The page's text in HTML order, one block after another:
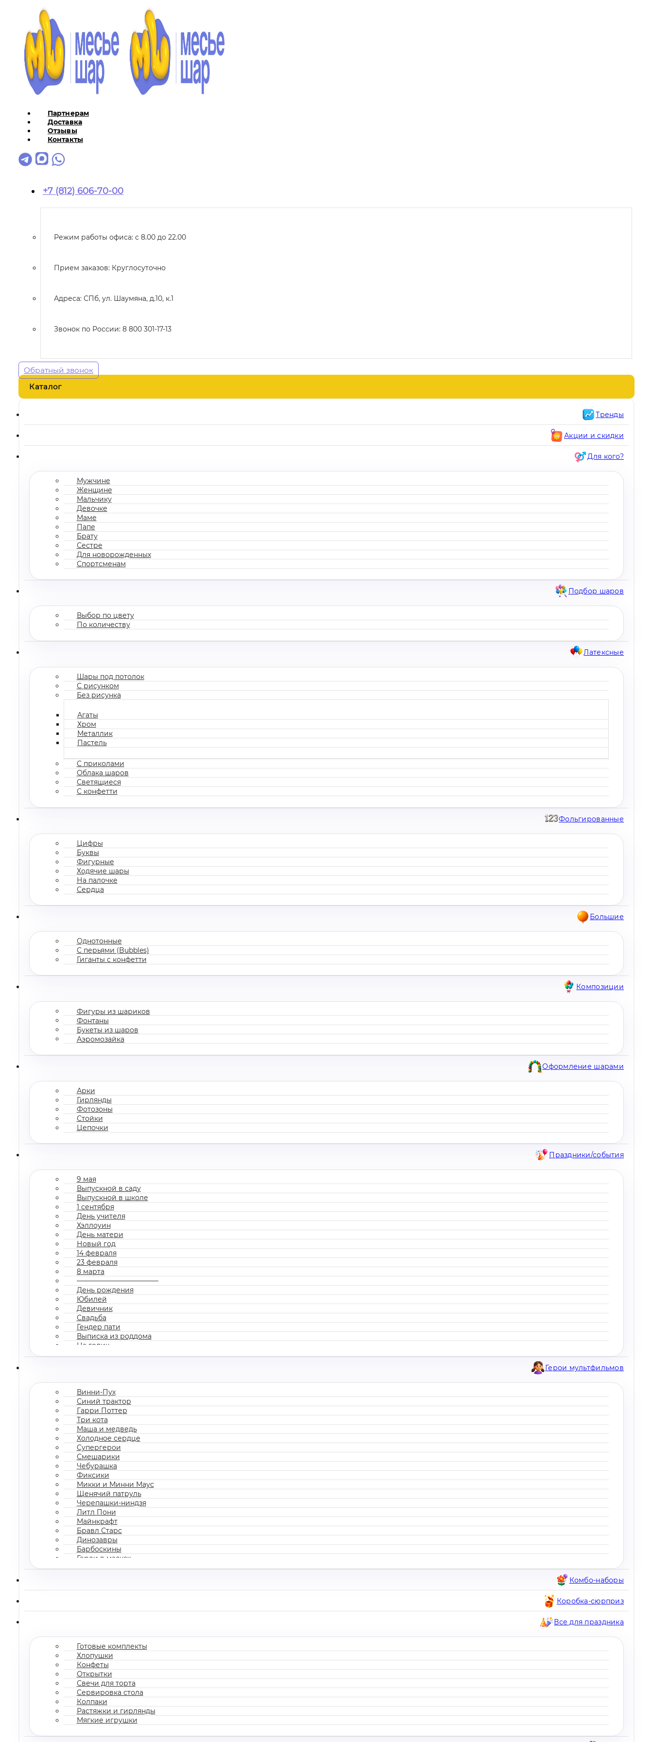
Партнерам
Доставка
Отзывы
Контакты
+7 (812) 606-70-00
Режим работы офиса: с 8.00 до 22.00
Прием заказов: Круглосуточно
Адреса: СПб, ул. Шаумяна, д.10, к.1
Звонок по России: 8 800 301-17-13
Обратный звонок
Каталог
Тренды
Акции и скидки
Для кого?
Мужчине
Женщине
Мальчику
Девочке
Маме
Папе
Брату
Сестре
Для новорожденных
Спортсменам
Подбор шаров
Выбор по цвету
По количеству
Латексные
Шары под потолок
С рисунком
Без рисунка
Агаты
Хром
Металлик
Пастель
С приколами
Облака шаров
Светящиеся
С конфетти
Фольгированные
Цифры
Буквы
Фигурные
Ходячие шары
На палочке
Сердца
Большие
Однотонные
С перьями (Bubbles)
Гиганты с конфетти
Композиции
Фигуры из шариков
Фонтаны
Букеты из шаров
Аэромозайка
Оформление шарами
Арки
Гирлянды
Фотозоны
Стойки
Цепочки
Праздники/события
9 мая
Выпускной в саду
Выпускной в школе
1 сентября
День учителя
Хэллоуин
День матери
Новый год
14 февраля
23 февраля
8 марта
————————————
День рождения
Юбилей
Девичник
Свадьба
Гендер пати
Выписка из роддома
На годик
Корпоратив
Герои мультфильмов
Винни-Пух
Синий трактор
Гарри Поттер
Три кота
Маша и медведь
Холодное сердце
Супергерои
Смешарики
Чебурашка
Фиксики
Микки и Минни Маус
Щенячий патруль
Черепашки-ниндзя
Литл Пони
Майнкрафт
Бравл Старс
Динозавры
Барбоскины
Герои в масках
Все мультгерои
Комбо-наборы
Коробка-сюрприз
Все для праздника
Готовые комплекты
Хлопушки
Конфеты
Открытки
Свечи для торта
Сервировка стола
Колпаки
Растяжки и гирлянды
Мягкие игрушки